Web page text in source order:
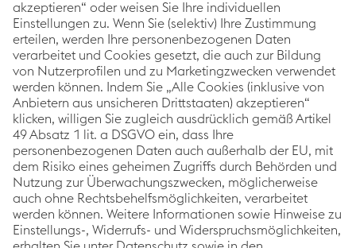
setzt die voestalpine mit dem Corporate Blog auf
Themen rund um die Schwerpunkte Innovation &
Technologie, Nachhaltigkeit und Karriere. Im
Mittelpunkt stehen dabei immer die Geschichten der
voestalpine Mitarbeiter:innen, Projekte sowie
Produkte.
Kategorien
Innovation &
Techno­logie
Nachhaltigkeit
Links
Impressum
Datenschutzerklärung
Barrierefreiheitsstatement
Folgen Sie uns